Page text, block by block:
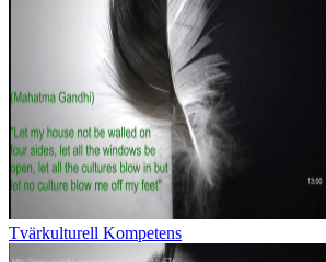
Tvärkulturell Kompetens